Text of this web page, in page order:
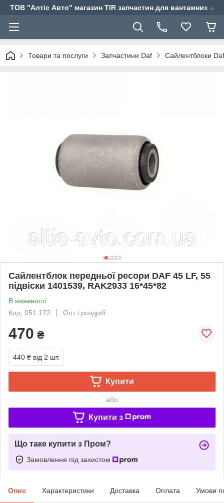
ТОВ "Алтіс Авто" магазин TIR запчастин для вантажних
Товари та послуги Запчастини Daf Сайлентблоки Daf
Сайлентблок передньої ресори DAF 45 LF, 55
підвіски 1401539, RAK2933 16*45*82
В наявності
Код: 051.172
Опт і роздріб
470 ₴
440 ₴ від 2 шт.
Купити
або
Купити з
Що таке купити з Пром?
Замовлення під захистом
Опис Характеристики Доставка Оплата Умови